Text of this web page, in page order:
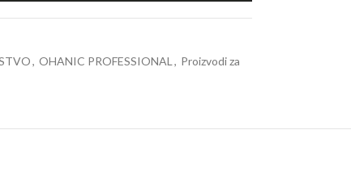
, OHANIC PROFESSIONAL , Proizvodi za